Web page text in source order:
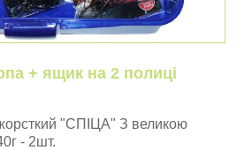
+ ящик на 2 полиці
"СПІЦА" З великою
- 2шт.